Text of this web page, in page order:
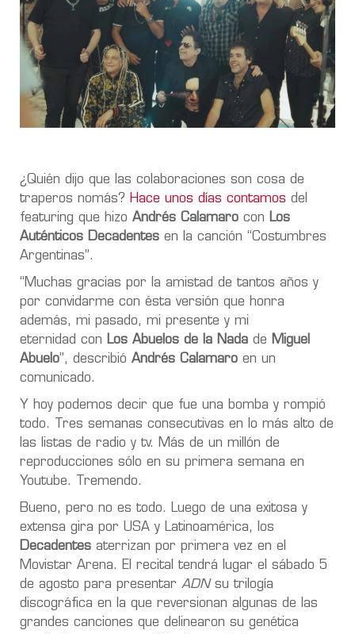
¿Quién dijo que las colaboraciones son cosa de
traperos nomás? Hace unos días contamos del
featuring que hizo Andrés Calamaro con Los
Auténticos Decadentes en la canción “Costumbres
Argentinas”.
“Muchas gracias por la amistad de tantos años y
por convidarme con ésta versión que honra
además, mi pasado, mi presente y mi
eternidad con Los Abuelos de la Nada de
Miguel
Abuelo”, describió Andrés Calamaro en un
comunicado.
Y hoy podemos decir que fue una bomba y rompió
todo. Tres semanas consecutivas en lo más alto de
las listas de radio y tv. Más de un millón de
reproducciones sólo en su primera semana en
Youtube. Tremendo.
Bueno, pero no es todo. Luego de una exitosa y
extensa gira por USA y Latinoamérica, los
Decadentes aterrizan por primera vez en el
Movistar Arena. El recital tendrá lugar el sábado 5
de agosto para presentar ADNsu trilogía
discográfica en la que reversionan algunas de las
grandes canciones que delinearon su genética